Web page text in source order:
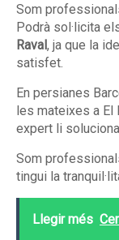
Som
Podrà sol·licita
Raval, ja que la
satisfet.
En persianes
les mateixes a El
expert li
Som
tingui la
Llegir més